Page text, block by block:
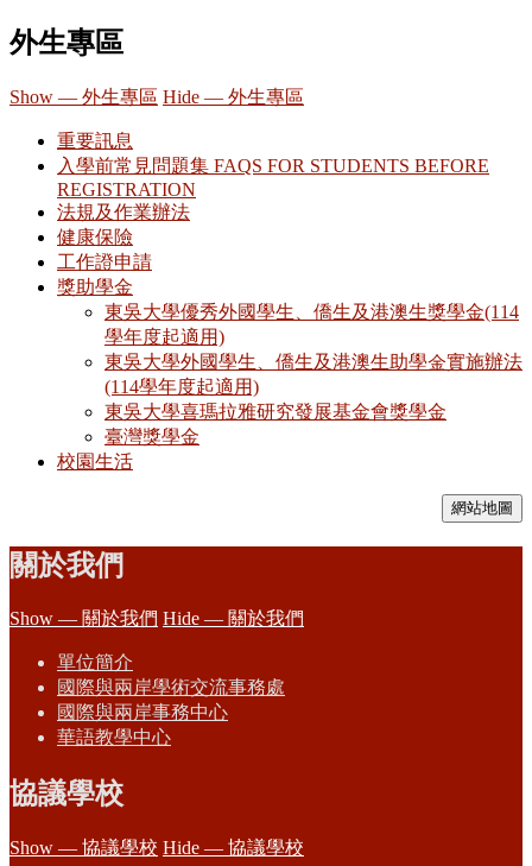
外生專區
Show — 外生專區 Hide — 外生專區
重要訊息
入學前常見問題集 FAQS FOR STUDENTS BEFORE
REGISTRATION
法規及作業辦法
健康保險
工作證申請
獎助學金
東吳大學優秀外國學生、僑生及港澳生獎學金(114
學年度起適用)
東吳大學外國學生、僑生及港澳生助學金實施辦法
(114學年度起適用)
東吳大學喜瑪拉雅研究發展基金會獎學金
臺灣獎學金
校園生活
網站地圖
關於我們
Show — 關於我們 Hide — 關於我們
單位簡介
國際與兩岸學術交流事務處
國際與兩岸事務中心
華語教學中心
協議學校
Show — 協議學校 Hide — 協議學校